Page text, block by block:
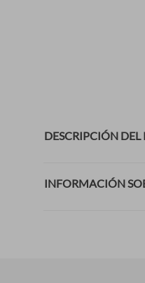
DESCRIPCIÓN
INFORMACIÓN